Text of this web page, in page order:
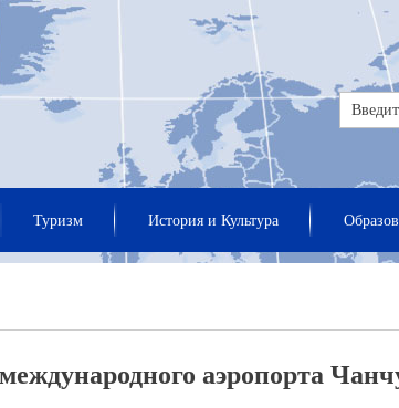
Туризм История и Культура
аэропорта